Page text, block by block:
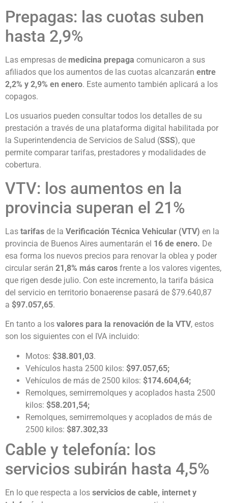
Prepagas: las cuotas suben
hasta 2,9%
Las empresas de medicina prepaga comunicaron a sus
afiliados que los aumentos de las cuotas alcanzarán entre
2,2% y 2,9% en enero. Este aumento también aplicará a los
copagos.
Los usuarios pueden consultar todos los detalles de su
prestación a través de una plataforma digital habilitada por
la Superintendencia de Servicios de Salud (SSS), que
permite comparar tarifas, prestadores y modalidades de
cobertura.
VTV: los aumentos en la
provincia superan el 21%
Las tarifas de la Verificación Técnica Vehicular (VTV) en la
provincia de Buenos Aires aumentarán el 16 de enero. De
esa forma los nuevos precios para renovar la oblea y poder
circular serán 21,8% más caros frente a los valores vigentes,
que rigen desde julio. Con este incremento, la tarifa básica
del servicio en territorio bonaerense pasará de $79.640,87
a $97.057,65.
En tanto a los valores para la renovación de la VTV, estos
son los siguientes con el IVA incluido:
Motos: $38.801,03.
Vehículos hasta 2500 kilos: $97.057,65;
Vehículos de más de 2500 kilos: $174.604,64;
Remolques, semirremolques y acoplados hasta 2500
kilos: $58.201,54;
Remolques, semirremolques y acoplados de más de
2500 kilos: $87.302,33
Cable y telefonía: los
servicios subirán hasta 4,5%
En lo que respecta a los servicios de cable, internet y